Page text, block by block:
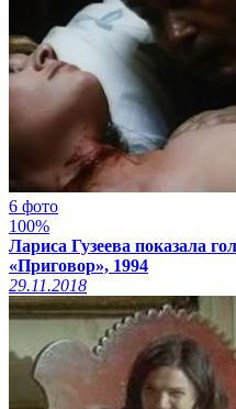
6 фото
100%
Лариса Гузеева показала
«Приговор», 1994
29.11.2018